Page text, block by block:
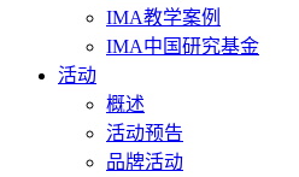
IMA教学案例
IMA中国研究基金
活动
概述
活动预告
品牌活动